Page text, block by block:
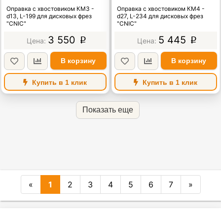
Оправка с хвостовиком КМ3 -
d13, L-199 для дисковых фрез
"CNIC"
3 550 p
В корзину
Купить в 1 клик
Оправка с хвостовиком КМ4 -
d27, L-234 для дисковых фрез
"CNIC"
5 445 p
В корзину
Купить в 1 клик
Показать еще
« 1 2 3 4 5 6 7 »